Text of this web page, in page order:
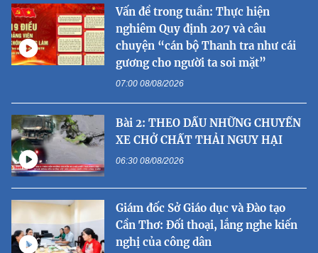
Vấn đề trong tuần: Thực hiện
nghiêm Quy định 207 và câu
chuyện “cán bộ Thanh tra như cái
gương cho người ta soi mặt”
07:00 08/08/2026
Bài 2: THEO DẤU NHỮNG CHUYẾN
XE CHỞ CHẤT THẢI NGUY HẠI
06:30 08/08/2026
Giám đốc Sở Giáo dục và Đào tạo
Cần Thơ: Đối thoại, lắng nghe kiến
nghị của công dân